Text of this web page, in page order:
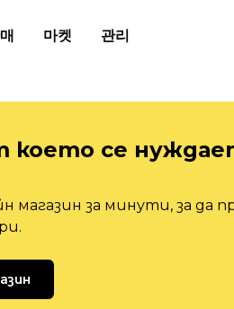
마켓 관리
което се
магазин за минути, за да